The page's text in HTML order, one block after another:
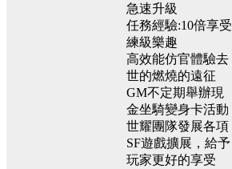
急速升級
任務經驗:10倍享受
練級樂趣
高效能仿官體驗去
世的燃燒的遠征
GM不定期舉辦現
金坐騎變身卡活動
世耀團隊發展各項
SF遊戲擴展，給予
玩家更好的享受